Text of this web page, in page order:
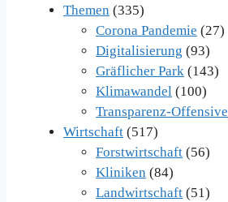
Themen (335)
Corona Pandemie (27)
Digitalisierung (93)
Gräflicher Park (143)
Klimawandel (100)
Transparenz-Offensive
Wirtschaft (517)
Forstwirtschaft (56)
Kliniken (84)
Landwirtschaft (51)